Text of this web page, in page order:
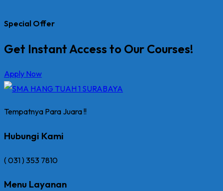
Special Offer
Get Instant Access to Our Courses!
Apply Now
Tempatnya Para Juara !!
Hubungi Kami
( 031 ) 353 7810
Menu Layanan